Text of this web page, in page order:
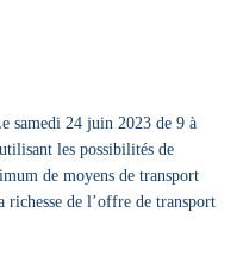
samedi 24 juin 2023 de 9 à
les possibilités de
de moyens de transport
richesse de l’offre de transport